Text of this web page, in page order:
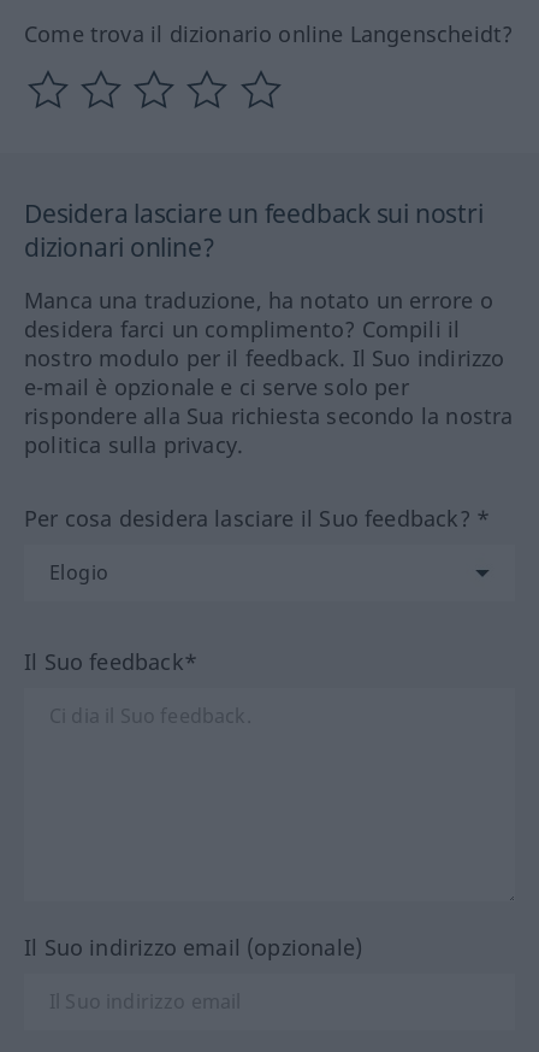
Come trova il dizionario online Langenscheidt?
Desidera lasciare un feedback sui nostri
dizionari online?
Manca una traduzione, ha notato un errore o
desidera farci un complimento? Compili il
nostro modulo per il feedback. Il Suo indirizzo
e-mail è opzionale e ci serve solo per
rispondere alla Sua richiesta secondo la nostra
politica sulla privacy.
Per cosa desidera lasciare il Suo feedback? *
Il Suo feedback*
Il Suo indirizzo email (opzionale)